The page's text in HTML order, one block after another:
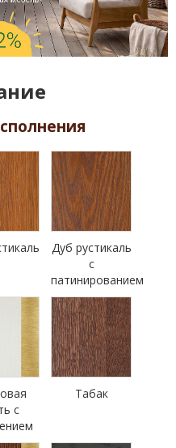
Дуб рустикаль
с
патинированием
с
Табак